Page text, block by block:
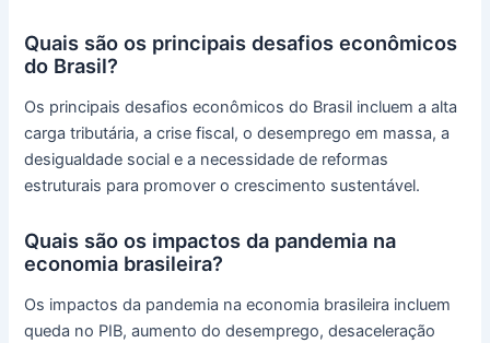
Quais são os principais desafios econômicos
do Brasil?
Os principais desafios econômicos do Brasil incluem a alta
carga tributária, a crise fiscal, o desemprego em massa, a
desigualdade social e a necessidade de reformas
estruturais para promover o crescimento sustentável.
Quais são os impactos da pandemia na
economia brasileira?
Os impactos da pandemia na economia brasileira incluem
queda no PIB, aumento do desemprego, desaceleração